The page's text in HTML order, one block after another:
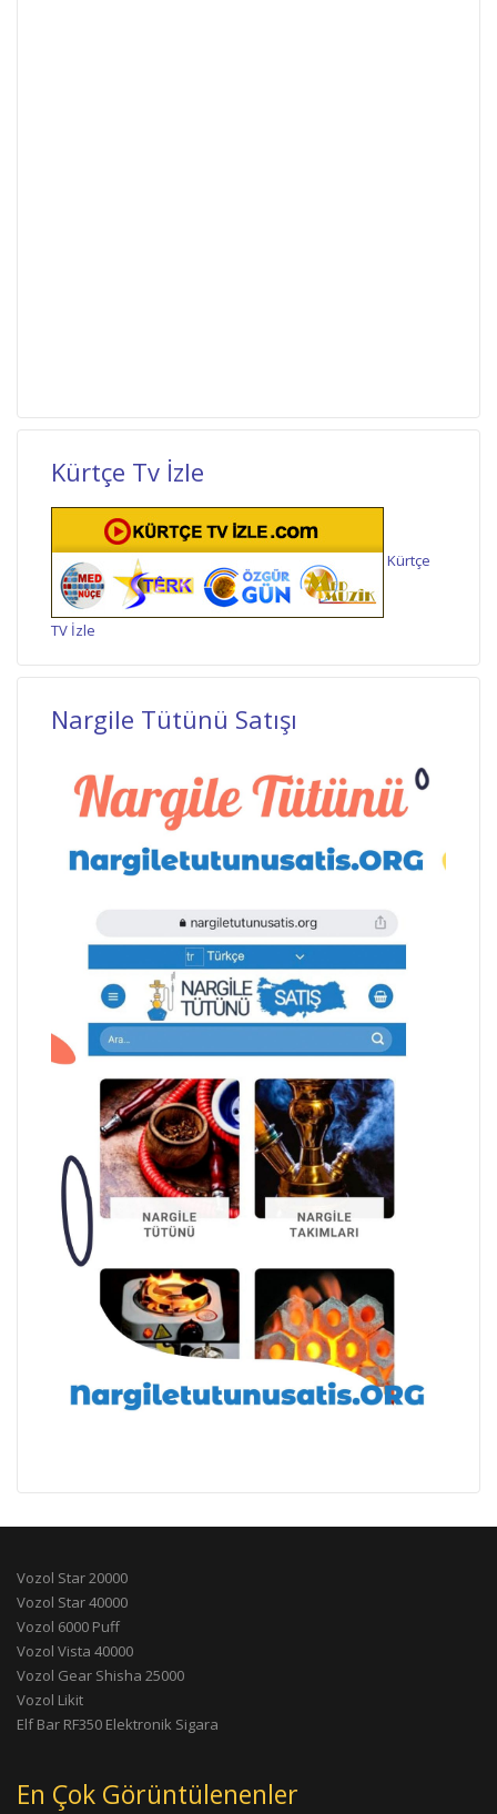
Kürtçe Tv İzle
Kürtçe
TV İzle
Nargile Tütünü Satışı
Vozol Star 20000
Vozol Star 40000
Vozol 6000 Puff
Vozol Vista 40000
Vozol Gear Shisha 25000
Vozol Likit
Elf Bar RF350 Elektronik Sigara
En Çok Görüntülenenler